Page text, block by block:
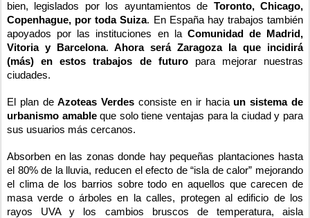
bien, legislados por los ayuntamientos de Toronto, Chicago,
Copenhague, por toda Suiza. En España hay trabajos también
apoyados por las instituciones en la Comunidad de Madrid,
Vitoria y Barcelona. Ahora será Zaragoza la que incidirá
(más) en estos trabajos de futuropara mejorar nuestras
ciudades.
El plan deAzoteas Verdes consiste en ir hacia un sistema de
urbanismo amableque solo tiene ventajas para la ciudad y para
sus usuarios más cercanos.
Absorben en las zonas donde hay pequeñas plantaciones hasta
el 80% de la lluvia, reducen el efecto de “isla de calor” mejorando
el clima de los barrios sobre todo en aquellos que carecen de
masa verde o árboles en la calles, protegen al edificio de los
rayos UVA y los cambios bruscos de temperatura, aisla